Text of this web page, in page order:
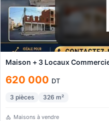
Maison + 3 Locaux
620 000 DT
3 pièces 326 m²
Maisons à vendre